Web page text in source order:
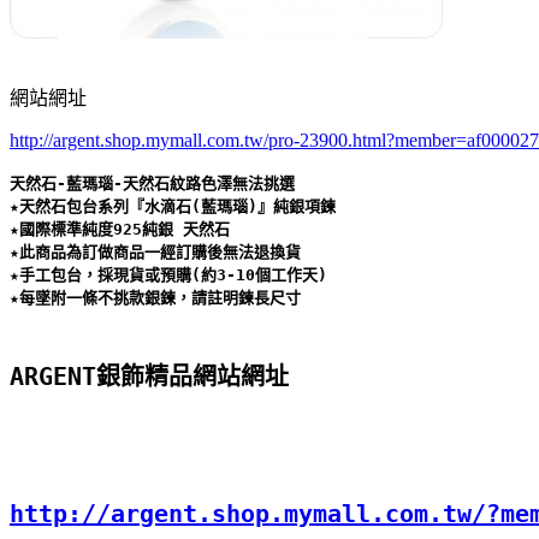
網站網址
http://argent.shop.mymall.com.tw/pro-
天然石-藍瑪瑙-天然石紋路色澤無法挑選
★天然石包台系列『水滴石(藍瑪瑙)』純銀項鍊
★國際標準純度925純銀 天然石
★此商品為訂做商品一經訂購後無法退換貨
★手工包台，採現貨或預購(約3-10個工作天)
★每墜附一條不挑款銀鍊，請註明鍊長尺寸
ARGENT銀飾精品網站網址
http://argent.shop.mymall.com.tw/